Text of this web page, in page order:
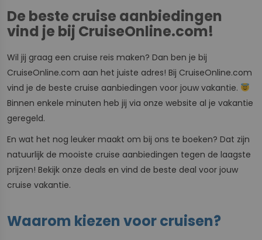
De beste cruise aanbiedingen
vind je bij CruiseOnline.com!
Wil jij graag een cruise reis maken? Dan ben je bij
CruiseOnline.com aan het juiste adres! Bij CruiseOnline.com
vind je de beste cruise aanbiedingen voor jouw vakantie.
Binnen enkele minuten heb jij via onze website al je vakantie
geregeld.
En wat het nog leuker maakt om bij ons te boeken? Dat zijn
natuurlijk de mooiste cruise aanbiedingen tegen de laagste
prijzen! Bekijk onze deals en vind de beste deal voor jouw
cruise vakantie.
Waarom kiezen voor cruisen?